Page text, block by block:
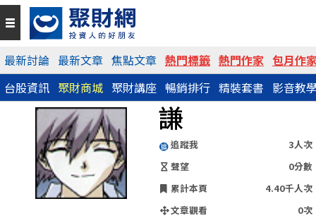
最新討論 最新文章 焦點文章 熱門標籤 熱門作家 包月作
台股資訊 聚財商城 聚財講座 暢銷排行 精裝套書 影音教
謙
追蹤我
3人次
聲望
0分數
累計本頁
4.40千人次
文章觀看
0次
QR Code
https://www.wearn.com/blog.asp?id=5474
分享網址